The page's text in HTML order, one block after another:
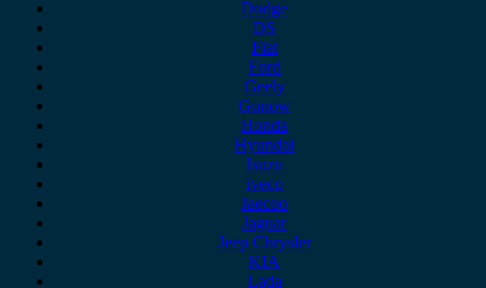
Dodge
DS
Fiat
Ford
Geely
Gonow
Honda
Hyundai
Isuzu
iveco
Jaecoo
Jaguar
Jeep Chrysler
KIA
Lada